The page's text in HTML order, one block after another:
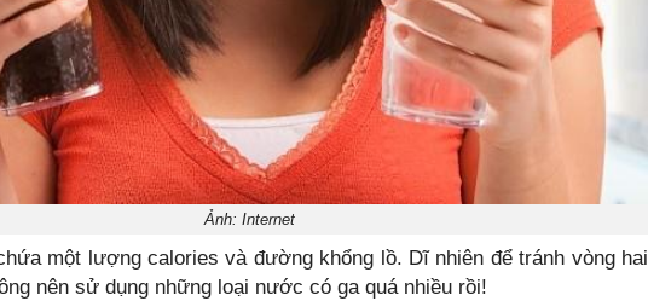
Ảnh: Internet
một lượng calories và đường khổng lồ. Dĩ nhiên để tránh vòng hai
nên sử dụng những loại nước có ga quá nhiều rồi!